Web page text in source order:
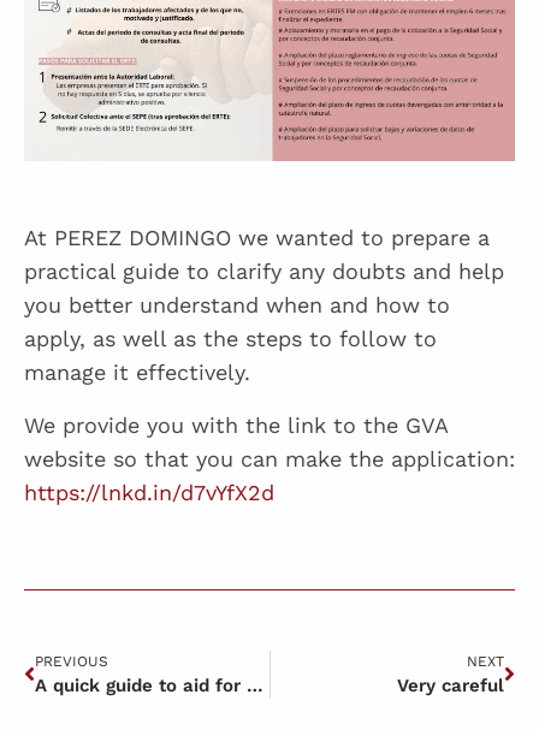
At PEREZ DOMINGO we wanted to prepare a
practical guide to clarify any doubts and help
you better understand when and how to
apply, as well as the steps to follow to
manage it effectively.
We provide you with the link to the GVA
website so that you can make the application:
https://lnkd.in/d7vYfX2d
PREVIOUS
A quick guide to aid for those affected by the DANA
NEXT
Very careful